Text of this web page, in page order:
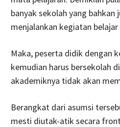
banyak sekolah yang
menjalankan kegiatan
Maka, peserta didik dengan
kemudian harus bersekolah
akademiknya tidak akan
Berangkat dari asumsi
mesti diutak-atik secara